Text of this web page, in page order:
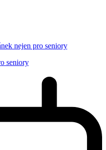
nejen pro seniory